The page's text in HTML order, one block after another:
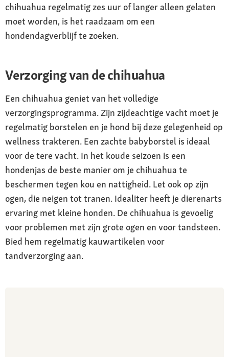
chihuahua regelmatig zes uur of langer alleen gelaten
moet worden, is het raadzaam om een
hondendagverblijf te zoeken.
Verzorging van de chihuahua
Een chihuahua geniet van het volledige
verzorgingsprogramma. Zijn zijdeachtige vacht moet je
regelmatig borstelen en je hond bij deze gelegenheid op
wellness trakteren. Een zachte babyborstel is ideaal
voor de tere vacht. In het koude seizoen is een
hondenjas de beste manier om je chihuahua te
beschermen tegen kou en nattigheid. Let ook op zijn
ogen, die neigen tot tranen. Idealiter heeft je dierenarts
ervaring met kleine honden. De chihuahua is gevoelig
voor problemen met zijn grote ogen en voor tandsteen.
Bied hem regelmatig kauwartikelen voor
tandverzorging aan.